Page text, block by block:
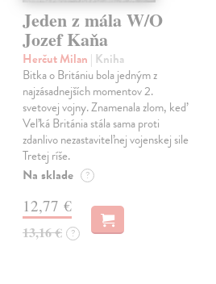
Jeden z mála W/O
Jozef Kaňa
Herčut Milan | Kniha
Bitka o Britániu bola jedným z
najzásadnejších momentov 2.
svetovej vojny. Znamenala zlom, keď
Veľká Británia stála sama proti
zdanlivo nezastaviteľnej vojenskej sile
Tretej ríše.
Na sklade ?
12,77 €
13,16 € ?